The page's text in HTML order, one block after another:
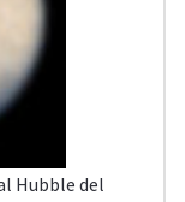
Hubble del